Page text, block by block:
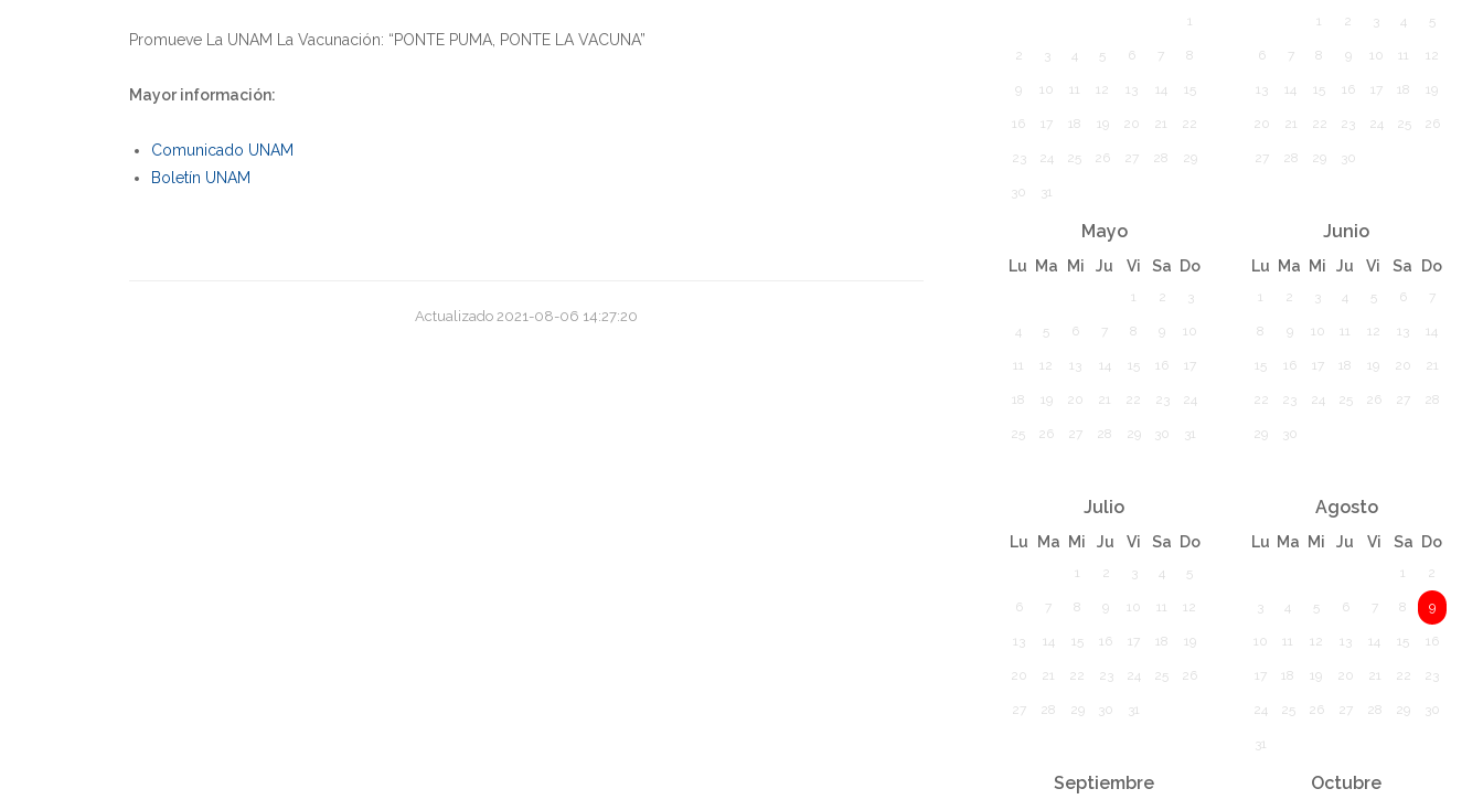
Promueve La UNAM La Vacunación: “PONTE PUMA, PONTE LA VACUNA”
Mayor información:
Comunicado UNAM
Boletín UNAM
Actualizado 2021-08-06 14:27:20
1
2 3 4 5 6 7 8
9 10 11 12 13 14 15
16 17 18 19 20 21 22
23 24 25 26 27 28 29
30 31
1 2 3 4 5
6 7 8 9 10 11 12
13 14 15 16 17 18 19
20 21 22 23 24 25 26
27 28 29 30
Mayo
Lu Ma Mi Ju Vi Sa Do
1 2 3
4 5 6 7 8 9 10
11 12 13 14 15 16 17
18 19 20 21 22 23 24
25 26 27 28 29 30 31
Junio
Lu Ma Mi Ju Vi Sa Do
1 2 3 4 5 6 7
8 9 10 11 12 13 14
15 16 17 18 19 20 21
22 23 24 25 26 27 28
29 30
Julio
Lu Ma Mi Ju Vi Sa Do
1 2 3 4 5
6 7 8 9 10 11 12
13 14 15 16 17 18 19
20 21 22 23 24 25 26
27 28 29 30 31
Agosto
Lu Ma Mi Ju Vi Sa Do
1 2
3 4 5 6 7 8 9
10 11 12 13 14 15 16
17 18 19 20 21 22 23
24 25 26 27 28 29 30
31
Septiembre Octubre